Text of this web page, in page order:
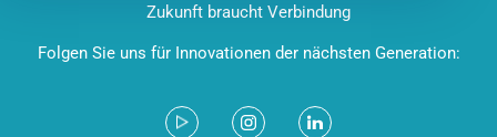
Zukunft braucht Verbindung
Folgen Sie uns für Innovationen der nächsten Generation: